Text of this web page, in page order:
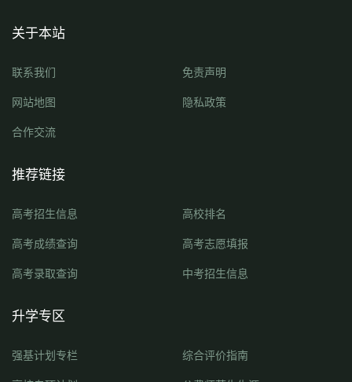
关于本站
联系我们 免责声明
网站地图 隐私政策
合作交流
推荐链接
高考招生信息 高校排名
高考成绩查询 高考志愿填报
高考录取查询 中考招生信息
升学专区
强基计划专栏 综合评价指南